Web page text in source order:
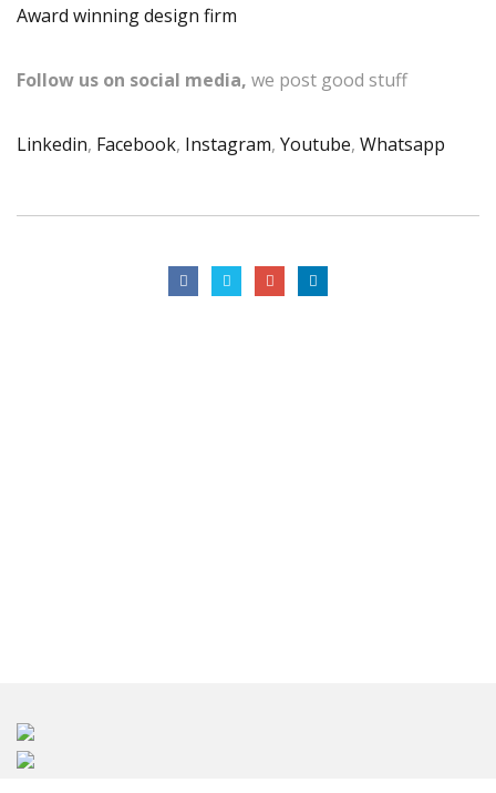
Award winning design firm
Follow us on social media, we post good stuff
Linkedin, Facebook, Instagram, Youtube, Whatsapp